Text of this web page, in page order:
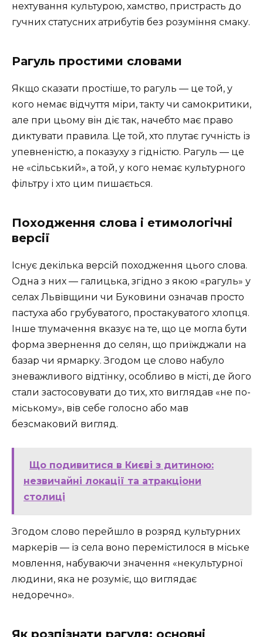
нехтування культурою, хамство, пристрасть до
гучних статусних атрибутів без розуміння смаку.
Рагуль простими словами
Якщо сказати простіше, то рагуль — це той, у
кого немає відчуття міри, такту чи самокритики,
але при цьому він діє так, начебто має право
диктувати правила. Це той, хто плутає гучність із
упевненістю, а показуху з гідністю. Рагуль — це
не «сільський», а той, у кого немає культурного
фільтру і хто цим пишається.
Походження слова і етимологічні
версії
Існує декілька версій походження цього слова.
Одна з них — галицька, згідно з якою «рагуль» у
селах Львівщини чи Буковини означав просто
пастуха або грубуватого, простакуватого хлопця.
Інше тлумачення вказує на те, що це могла бути
форма звернення до селян, що приїжджали на
базар чи ярмарку. Згодом це слово набуло
зневажливого відтінку, особливо в місті, де його
стали застосовувати до тих, хто виглядав «не по-
міському», вів себе голосно або мав
безсмаковий вигляд.
Що подивитися в Києві з дитиною:
незвичайні локації та атракціони
столиці
Згодом слово перейшло в розряд культурних
маркерів — із села воно перемістилося в міське
мовлення, набуваючи значення «некультурної
людини, яка не розуміє, що виглядає
недоречно».
Як розпізнати рагуля: основні